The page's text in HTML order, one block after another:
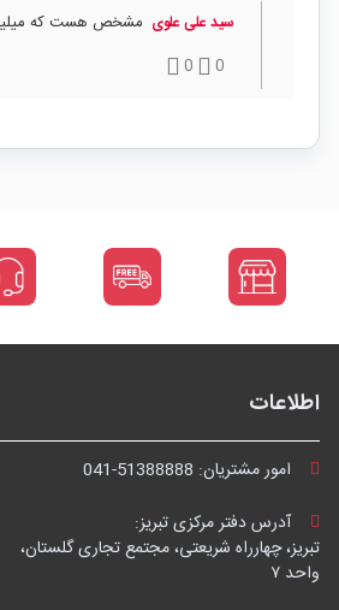
سید علی علوی مشخص هست که
0
0
اطلاعات
امور مشتریان: 041-51388888
آدرس دفتر مرکزی تبریز:
تبریز، چهارراه شریعتی، مجتمع تجاری گلستان،
واحد ۷